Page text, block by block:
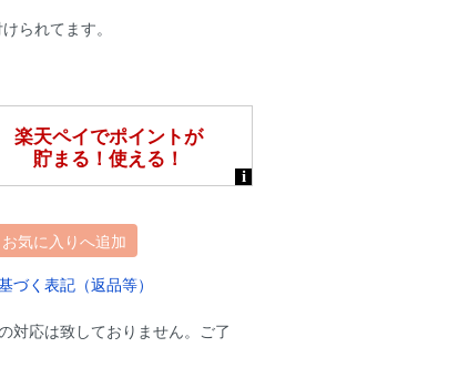
られてます。
お気に入りへ追加
づく表記（返品等）
対応は致しておりません。ご了